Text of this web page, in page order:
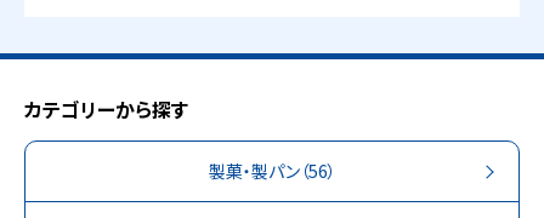
カテゴリーから探す
製菓・製パン（56）